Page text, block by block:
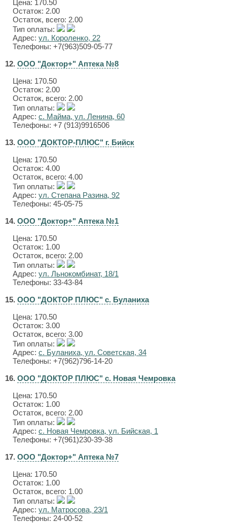
Цена: 170.50
Остаток: 2.00
Остаток, всего: 2.00
Тип оплаты:
Адрес: ул. Короленко, 22
Телефоны: +7(963)509-05-77
12. ООО "Доктор+" Аптека №8
Цена: 170.50
Остаток: 2.00
Остаток, всего: 2.00
Тип оплаты:
Адрес: с. Майма, ул. Ленина, 60
Телефоны: +7 (913)9916506
13. ООО "ДОКТОР-ПЛЮС" г. Бийск
Цена: 170.50
Остаток: 4.00
Остаток, всего: 4.00
Тип оплаты:
Адрес: ул. Степана Разина, 92
Телефоны: 45-05-75
14. ООО "Доктор+" Аптека №1
Цена: 170.50
Остаток: 1.00
Остаток, всего: 2.00
Тип оплаты:
Адрес: ул. Льнокомбинат, 18/1
Телефоны: 33-43-84
15. ООО "ДОКТОР ПЛЮС" с. Буланиха
Цена: 170.50
Остаток: 3.00
Остаток, всего: 3.00
Тип оплаты:
Адрес: с. Буланиха, ул. Советская, 34
Телефоны: +7(962)796-14-20
16. ООО "ДОКТОР ПЛЮС" с. Новая Чемровка
Цена: 170.50
Остаток: 1.00
Остаток, всего: 2.00
Тип оплаты:
Адрес: с. Новая Чемровка, ул. Бийская, 1
Телефоны: +7(961)230-39-38
17. ООО "Доктор+" Аптека №7
Цена: 170.50
Остаток: 1.00
Остаток, всего: 1.00
Тип оплаты:
Адрес: ул. Матросова, 23/1
Телефоны: 24-00-52